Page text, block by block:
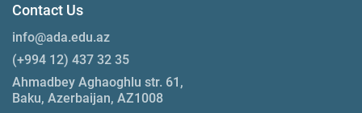
Contact Us
info@ada.edu.az
(+994 12) 437 32 35
Ahmadbey Aghaoghlu str. 61,
Baku, Azerbaijan, AZ1008